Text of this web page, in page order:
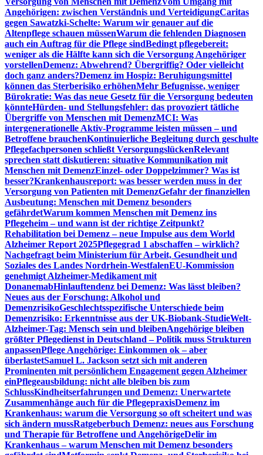
Angehörigen: zwischen Verständnis und VerteidigungCaritas
gegen Sawatzki-Schelte: Warum wir genauer auf die
Altenpflege schauen müssenWarum die fehlenden Diagnosen
auch ein Auftrag für die Pflege sindBedingt pflegebereit:
weniger als die Hälfte kann sich die Versorgung Angehöriger
vorstellenDemenz: Abwehrend? Übergriffig? Oder vielleicht
doch ganz anders?Demenz im Hospiz: Beruhigungsmittel
können das Sterberisiko erhöhenMehr Befugnisse, weniger
Bürokratie: Was das neue Gesetz für die Versorgung bedeuten
könnteHürden- und Stellungsfehler: das provoziert tätliche
Übergriffe von Menschen mit DemenzMCI: Was
intergenerationelle Aktiv-Programme leisten müssen – und
Betroffene brauchenKontinuierliche Begleitung durch geschulte
Pflegefachpersonen schließt VersorgungslückenRelevant
sprechen statt diskutieren: situative Kommunikation mit
Menschen mit DemenzEinzel- oder Doppelzimmer? Was ist
besser?Krankenhausreport: was besser werden muss in der
Versorgung von Patienten mit DemenzGefahr der finanziellen
Ausbeutung: Menschen mit Demenz besonders
gefährdetWarum kommen Menschen mit Demenz ins
Pflegeheim – und wann ist der richtige Zeitpunkt?
Rehabilitation bei Demenz – neue Impulse aus dem World
Alzheimer Report 2025Pflegegrad 1 abschaffen – wirklich?
Nachgefragt beim Ministerium für Arbeit, Gesundheit und
Soziales des Landes Nordrhein-WestfalenEU-Kommission
genehmigt Alzheimer-Medikament mit
DonanemabHinlauftendenz bei Demenz: Was lässt bleiben?
Neues aus der Forschung: Alkohol und
DemenzrisikoGeschlechtsspezifische Unterschiede beim
Demenzrisiko: Erkenntnisse aus der UK-Biobank-StudieWelt-
Alzheimer-Tag: Mensch sein und bleibenAngehörige bleiben
größter Pflegedienst in Deutschland – Politik muss Strukturen
anpassenPflege Angehörige: Einkommen ok – aber
überlastetSamuel L. Jackson setzt sich mit anderen
Prominenten mit persönlichem Engagement gegen Alzheimer
einPflegeausbildung: nicht alle bleiben bis zum
SchlussKindheitserfahrungen und Demenz: Unerwartete
Zusammenhänge auch für die PflegepraxisDemenz im
Krankenhaus: warum die Versorgung so oft scheitert und was
sich ändern mussRatgeberbuch Demenz: neues aus Forschung
und Therapie für Betroffene und AngehörigeDelir im
Krankenhaus – warum Menschen mit Demenz besonders